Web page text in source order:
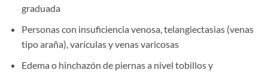
graduada
Personas con insuficiencia venosa, telangiectasias (venas
tipo araña), varículas y venas varicosas
Edema o hinchazón de piernas a nivel tobillos y